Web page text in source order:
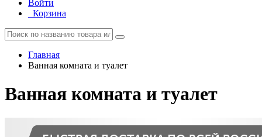
Войти
Корзина
Главная
Ванная комната и туалет
Ванная комната и туалет